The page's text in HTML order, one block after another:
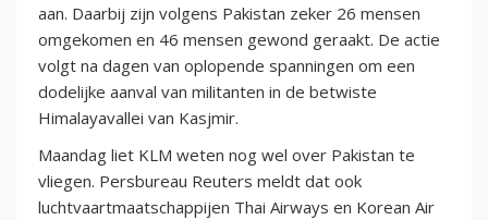
aan. Daarbij zijn volgens Pakistan zeker 26 mensen
omgekomen en 46 mensen gewond geraakt. De actie
volgt na dagen van oplopende spanningen om een
dodelijke aanval van militanten in de betwiste
Himalayavallei van Kasjmir.
Maandag liet KLM weten nog wel over Pakistan te
vliegen. Persbureau Reuters meldt dat ook
luchtvaartmaatschappijen Thai Airways en Korean Air